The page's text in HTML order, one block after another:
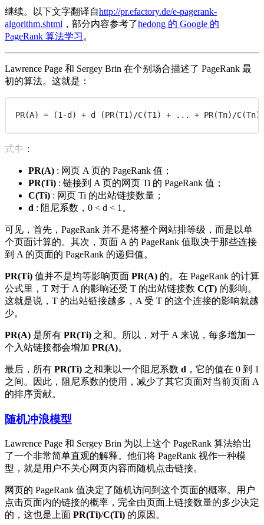
继续。以下文字翻译自http://pr.efactory.de/e-pagerank-
algorithm.shtml ，部分内容参考了hedong 的 Google 的
PageRank 算法学习 。
Lawrence Page 和 Sergey Brin 在个别场合描述了 PageRank 最
初的算法。这就是：
PR(A) = (1-d) + d (PR(T1)/C(T1) + ... + PR(Tn)/
式中：
PR(A) : 网页 A 页的 PageRank 值；
PR(Ti) : 链接到 A 页的网页 Ti 的 PageRank 值；
C(Ti) : 网页 Ti 的出站链接数量；
d : 阻尼系数，0 < d < 1。
可见，首先，PageRank 并不是将整个网站排等级，而是以单
个页面计算的。其次，页面 A 的 PageRank 值取决于那些连接
到 A 的页面的 PageRank 的递归值。
PR(Ti) 值并不是均等影响页面 PR(A) 的。在 PageRank 的计算
公式里，T 对于 A 的影响还受 T 的出站链接数 C(T) 的影响。
这就是说，T 的出站链接越多，A 受 T 的这个连接的影响就越
少。
PR(A) 是所有 PR(Ti) 之和。所以，对于 A 来说，每多增加一
个入站链接都会增加 PR(A)。
最后，所有 PR(Ti) 之和乘以一个阻尼系数 d ，它的值在 0 到 1
之间。因此，阻尼系数的使用，减少了其它页面对当前页面 A
的排序贡献。
随机冲浪模型
Lawrence Page 和 Sergey Brin 为以上这个 PageRank 算法给出
了一个非常简单直观的解释。他们将 PageRank 视作一种模
型，就是用户不关心网页内容而随机点击链接。
网页的 PageRank 值决定了随机访问到这个页面的概率。用户
点击页面内的链接的概率，完全由页面上链接数量的多少决定
的，这也是上面 PR(Ti)/C(Ti) 的原因。